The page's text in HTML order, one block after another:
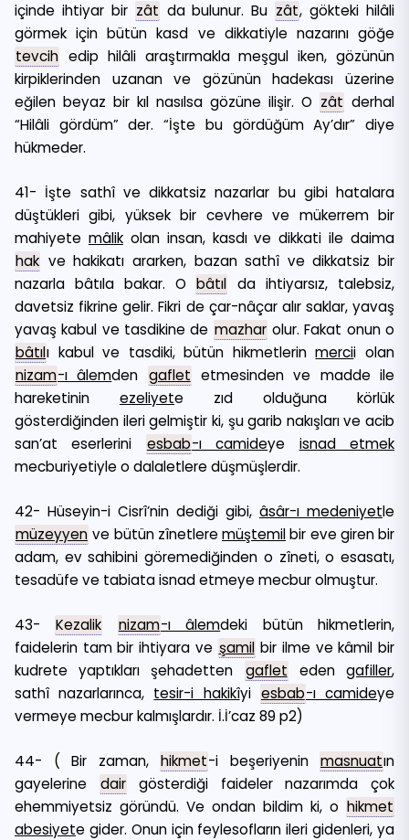
içinde ihtiyar bir zât da bulunur. Bu zât, gökteki hilâli
görmek için bütün kasd ve dikkatiyle nazarını göğe
tevcih edip hilâli araştırmakla meşgul iken, gözünün
kirpiklerinden uzanan ve gözünün hadekası üzerine
eğilen beyaz bir kıl nasılsa gözüne ilişir. O zât derhal
“Hilâli gördüm” der. “İşte bu gördüğüm Ay’dır” diye
hükmeder.
41- İşte sathî ve dikkatsiz nazarlar bu gibi hatalara
düştükleri gibi, yüksek bir cevhere ve mükerrem bir
mahiyete mâlikolan insan, kasdı ve dikkati ile daima
hak ve hakikatı ararken, bazan sathî ve dikkatsiz bir
nazarla bâtıla bakar. O bâtıl da ihtiyarsız, talebsiz,
davetsiz fikrine gelir. Fikri de çar-nâçar alır saklar, yavaş
yavaş kabul ve tasdikine de mazhar olur. Fakat onun o
bâtılı kabul ve tasdiki, bütün hikmetlerinmercii olan
nizam-ı âlemden gaflet etmesinden ve madde ile
hareketinin ezeliyete zıd olduğuna körlük
gösterdiğinden ileri gelmiştir ki, şu garib nakışları ve acib
san’at eserlerini esbab-ı camideye isnad etmek
mecburiyetiyle o dalaletlere düşmüşlerdir.
42- Hüseyin-i Cisrî’nin dediği gibi, âsâr-ı medeniyetle
müzeyyen ve bütün zînetlere müştemilbir eve giren bir
adam, ev sahibini göremediğinden o zîneti, o esasatı,
tesadüfe ve tabiata isnad etmeye mecbur olmuştur.
43- Kezalik nizam-ı âlemdeki bütün hikmetlerin,
faidelerin tam bir ihtiyara ve şamil bir ilme ve kâmil bir
kudrete yaptıkları şehadetten gaflet edengafiller,
sathî nazarlarınca, tesir-i hakikîyi esbab-ı camideye
vermeye mecbur kalmışlardır. İ.İ’caz 89 p2)
44- ( Bir zaman, hikmet-i beşeriyenin masnuatın
gayelerine dair gösterdiği faideler nazarımda çok
ehemmiyetsiz göründü. Ve ondan bildim ki, o hikmet
abesiyete gider. Onun için feylesofların ileri gidenleri, ya